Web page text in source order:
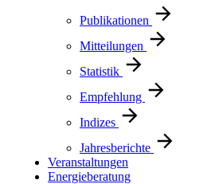
Publikationen
Mitteilungen
Statistik
Empfehlung
Indizes
Jahresberichte
Veranstaltungen
Energieberatung